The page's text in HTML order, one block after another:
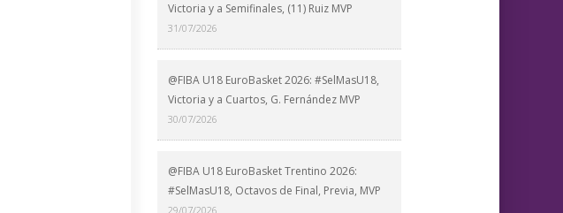
Victoria y a Semifinales, (11) Ruiz MVP
31/07/2026
@FIBA U18 EuroBasket 2026: #SelMasU18,
Victoria y a Cuartos, G. Fernández MVP
30/07/2026
@FIBA U18 EuroBasket Trentino 2026:
#SelMasU18, Octavos de Final, Previa, MVP
29/07/2026